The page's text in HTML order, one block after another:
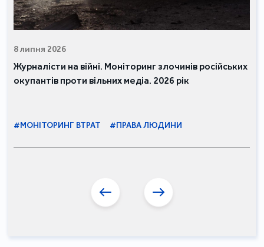
8 липня 2026
Журналісти на війні. Моніторинг злочинів російських
окупантів проти вільних медіа. 2026 рік
#МОНІТОРИНГ ВТРАТ #ПРАВА ЛЮДИНИ